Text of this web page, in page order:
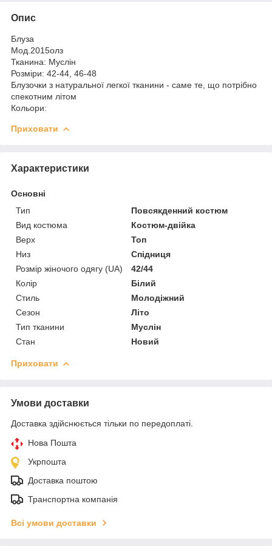
Опис
Блуза
Мод.2015олз
Тканина: Муслін
Розміри: 42-44, 46-48
Блузочки з натуральної легкої тканини - саме те, що потрібно
спекотним літом
Кольори:
Приховати
Характеристики
Основні
Тип
Повсякденний костюм
Вид костюма
Костюм-двійка
Верх
Топ
Низ
Спідниця
Розмір жіночого одягу (UA)
42/44
Колір
Білий
Стиль
Молодіжний
Сезон
Літо
Тип тканини
Муслін
Стан
Новий
Приховати
Умови доставки
Доставка здійснюється тільки по передоплаті.
Нова Пошта
Укрпошта
Доставка поштою
Транспортна компанія
Всі умови доставки